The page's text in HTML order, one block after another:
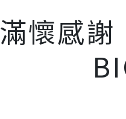
滿懷感